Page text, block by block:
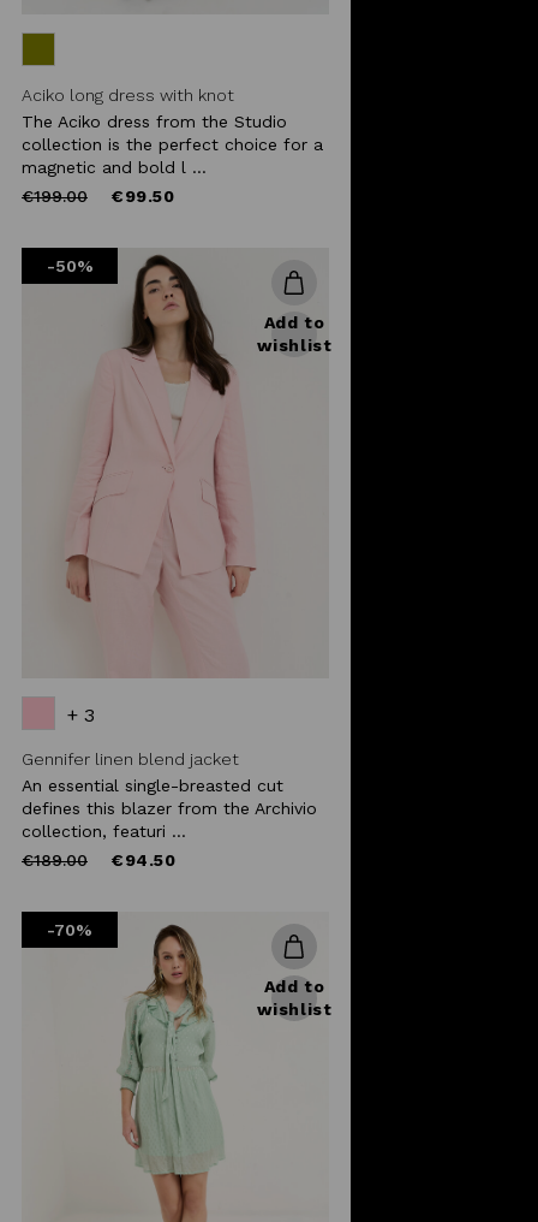
Aciko long dress with knot
The Aciko dress from the Studio
collection is the perfect choice for a
magnetic and bold l ...
Price
€199.00to €99.50
-50%
Add to
wishlist
+ 3
Gennifer linen blend jacket
An essential single-breasted cut
defines this blazer from the Archivio
collection, featuri ...
Price
€189.00to €94.50
-70%
Add to
wishlist